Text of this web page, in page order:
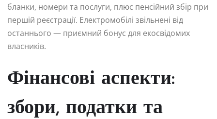
бланки, номери та послуги, плюс пенсійний збір при
першій реєстрації. Електромобілі звільнені від
останнього — приємний бонус для екосвідомих
власників.
Фінансові аспекти:
збори, податки та